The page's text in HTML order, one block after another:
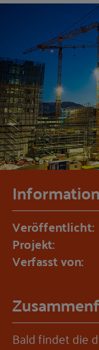
Veröffentlicht:
Projekt:
Verfasst von:
Bald findet die